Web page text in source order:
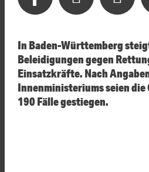
In Baden-Württemberg
Beleidigungen gegen
Einsatzkräfte. Nach
Innenministeriums seien
190 Fälle gestiegen.